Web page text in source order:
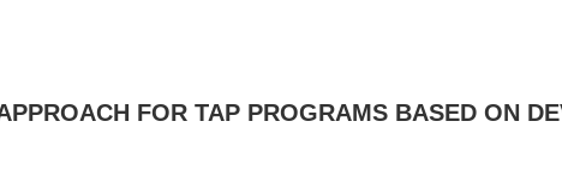
FOR TAP PROGRAMS BASED ON